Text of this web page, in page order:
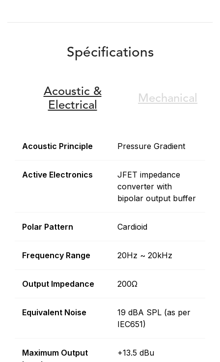
Spécifications
Acoustic &
Electrical
Mechanical
Acoustic Principle Pressure Gradient
Active Electronics
JFET impedance
converter with
bipolar output buffer
Polar Pattern Cardioid
Frequency Range 20Hz ~ 20kHz
Output Impedance 200Ω
Equivalent Noise
19 dBA SPL (as per
IEC651)
Maximum Output
+13.5 dBu